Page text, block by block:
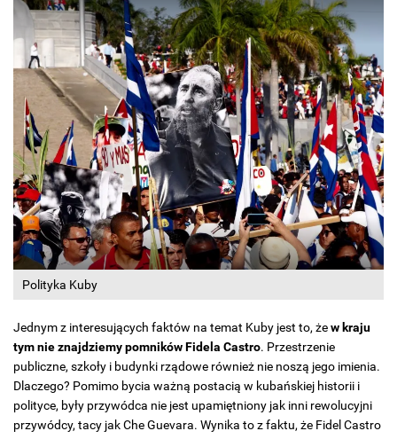
Polityka Kuby
Jednym z interesujących faktów na temat Kuby jest to, żew kraju
tym nie znajdziemy pomników Fidela Castro. Przestrzenie
publiczne, szkoły i budynki rządowe również nie noszą jego imienia.
Dlaczego? Pomimo bycia ważną postacią w kubańskiej historii i
polityce, były przywódca nie jest upamiętniony jak inni rewolucyjni
przywódcy, tacy jak Che Guevara. Wynika to z faktu, że Fidel Castro